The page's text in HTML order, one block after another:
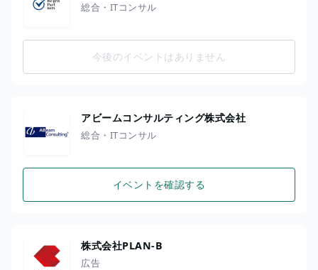
総合・ITコンサル
今後のイベントはありません
アビームコンサルティング株式会社
総合・ITコンサル
イベントを確認する
株式会社PLAN-B
広告